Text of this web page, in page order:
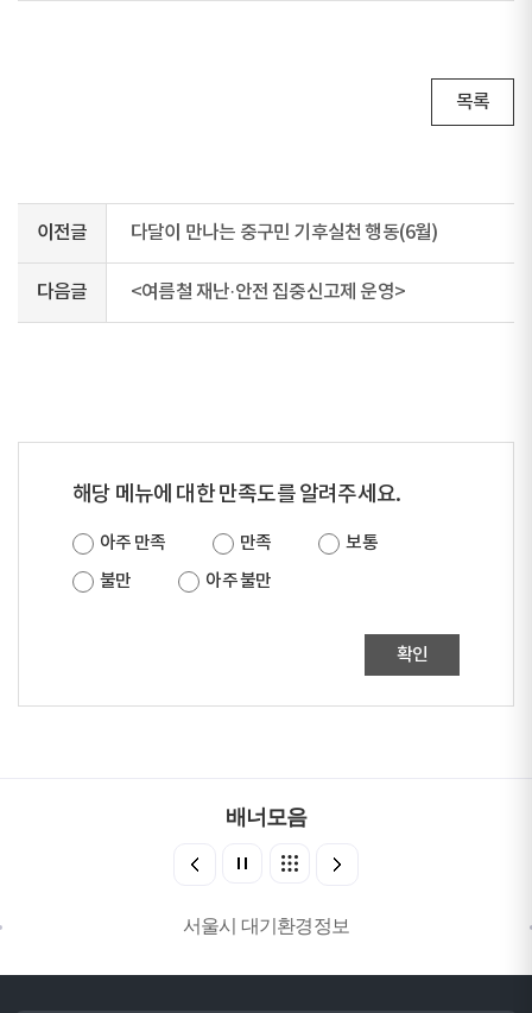
목록
이전글 다달이 만나는 중구민 기후실천 행동(6월)
다음글 <여름철 재난·안전 집중신고제 운영>
해당 메뉴에 대한 만족도를 알려주세요.
아주 만족 만족
보통
불만
아주 불만
확인
배너모음
서울시 대기환경정보